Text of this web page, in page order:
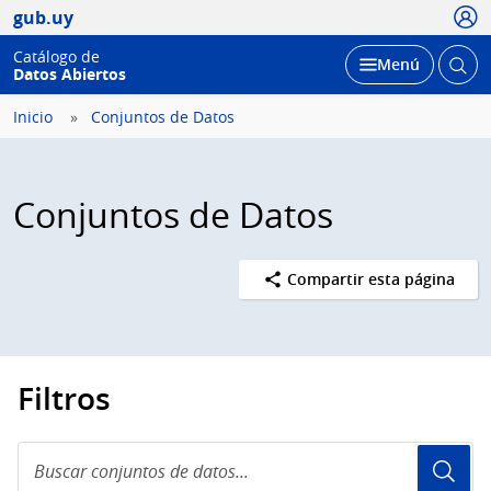
gub.uy
Catálogo de
Datos Abiertos
Desplegar
Menú Abrir
Inicio Conjuntos de Datos
Conjuntos de Datos
Compartir esta página
Filtros
conjuntos